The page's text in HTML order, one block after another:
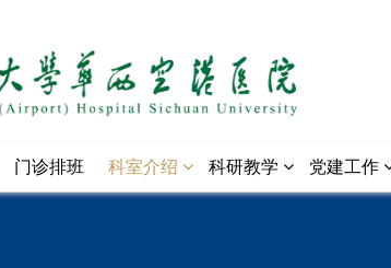
门诊排班 科室介绍 科研教学 党建工作